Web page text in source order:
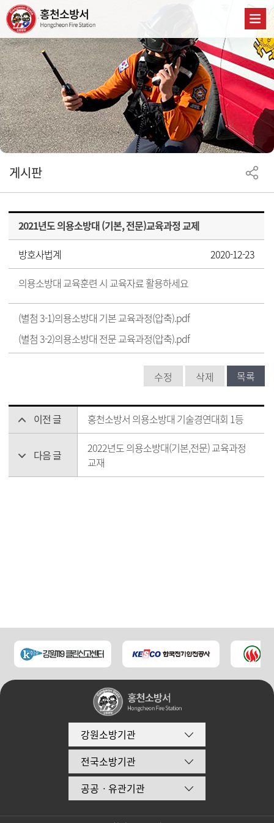
게시판
2021년도 의용소방대 (기본, 전문)교육과정 교제
방호사법계
2020-12-23
의용소방대 교육훈련 시 교육자료 활용하세요
(별첨 3-1)의용소방대 기본 교육과정(압축).pdf
(별첨 3-2)의용소방대 전문 교육과정(압축).pdf
수정 삭제 목록
이전 글 홍천소방서 의용소방대 기술경연대회 1등
다음 글
2022년도 의용소방대(기본,전문) 교육과정
교재
강원소방기관
전국소방기관
공공ㆍ유관기관